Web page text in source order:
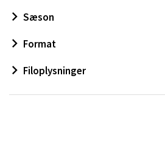
Sæson
Format
Filoplysninger